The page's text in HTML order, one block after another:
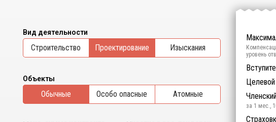
Вид деятельности
Cтроительство Проектирование Изыскания
Объекты
Обычные Особо опасные Атомные
уровень
Участие
й уровень
Целевой
за 1 мес.,